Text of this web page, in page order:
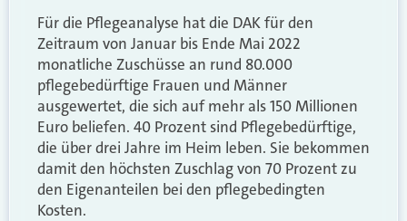
Für die Pflegeanalyse hat die DAK für den
Zeitraum von Januar bis Ende Mai 2022
monatliche Zuschüsse an rund 80.000
pflegebedürftige Frauen und Männer
ausgewertet, die sich auf mehr als 150 Millionen
Euro beliefen. 40 Prozent sind Pflegebedürftige,
die über drei Jahre im Heim leben. Sie bekommen
damit den höchsten Zuschlag von 70 Prozent zu
den Eigenanteilen bei den pflegebedingten
Kosten.